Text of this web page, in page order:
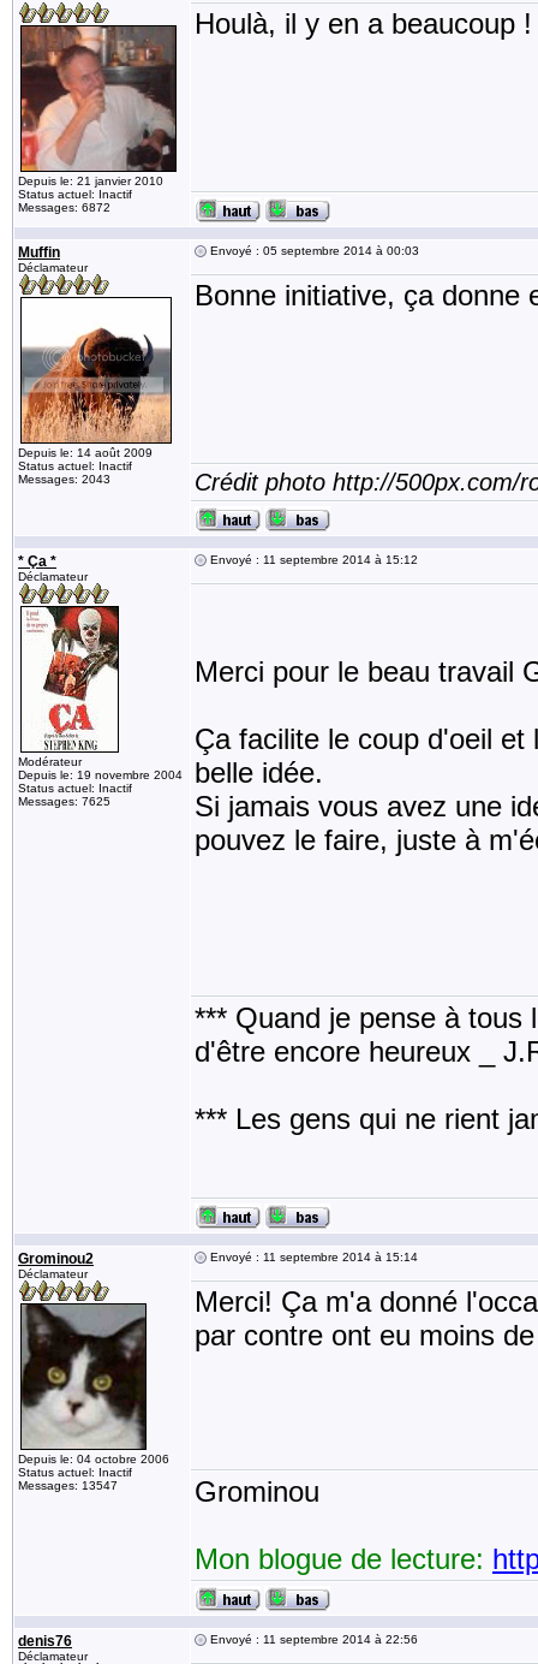
Depuis le: 21 janvier 2010
Status actuel: Inactif
Messages: 6872
Houlà, il y en a beaucoup !
Muffin
Déclamateur
Depuis le: 14 août 2009
Status actuel: Inactif
Messages: 2043
Envoyé : 05 septembre 2014 à 00:03
Bonne initiative, ça donne
Crédit photo http://500px.com/
* Ça *
Déclamateur
Modérateur
Depuis le: 19 novembre 2004
Status actuel: Inactif
Messages: 7625
Envoyé : 11 septembre 2014 à 15:12
Merci pour le beau travail
Ça facilite le coup d'oeil
belle idée.
Si jamais vous avez une
pouvez le faire, juste à
*** Quand je pense à tous
d'être encore heureux _
*** Les gens qui ne rient
Grominou2
Déclamateur
Depuis le: 04 octobre 2006
Status actuel: Inactif
Messages: 13547
Envoyé : 11 septembre 2014 à 15:14
Merci! Ça m'a donné
par contre ont eu moins
Grominou
Mon blogue de lecture:
denis76
Déclamateur
Envoyé : 11 septembre 2014 à 22:56